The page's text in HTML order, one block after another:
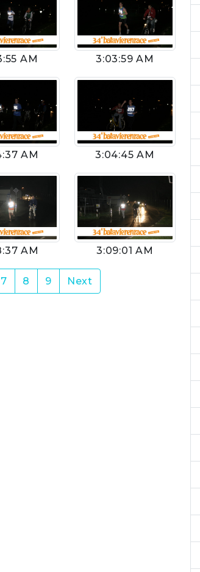
AM 3:03:59 AM
AM 3:04:45 AM
AM 3:09:01 AM
7 8 9 Next